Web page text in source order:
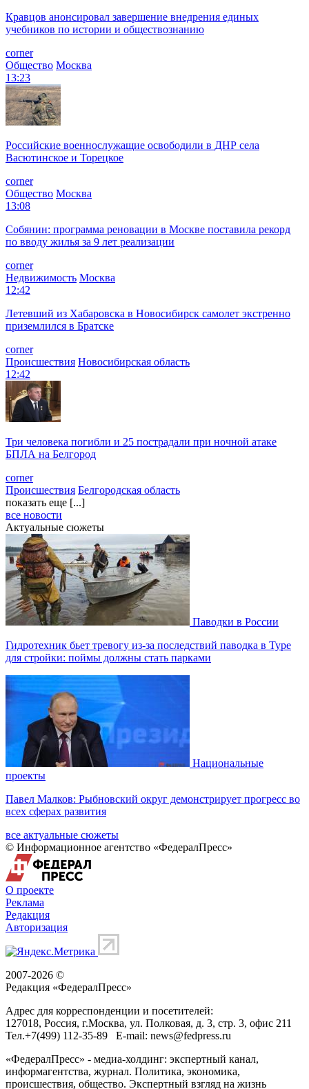
Кравцов анонсировал завершение внедрения единых
учебников по истории и обществознанию
corner
Общество Москва
13:23
Российские военнослужащие освободили в ДНР села
Васютинское и Торецкое
corner
Общество Москва
13:08
Собянин: программа реновации в Москве поставила рекорд
по вводу жилья за 9 лет реализации
corner
Недвижимость Москва
12:42
Летевший из Хабаровска в Новосибирск самолет экстренно
приземлился в Братске
corner
Происшествия Новосибирская область
12:42
Три человека погибли и 25 пострадали при ночной атаке
БПЛА на Белгород
corner
Происшествия Белгородская область
показать еще [...]
все новости
Актуальные сюжеты
Паводки в России
Гидротехник бьет тревогу из-за последствий паводка в Туре
для стройки: поймы должны стать парками
Национальные
проекты
Павел Малков: Рыбновский округ демонстрирует прогресс во
всех сферах развития
все актуальные сюжеты
© Информационное агентство «ФедералПресс»
О проекте
Реклама
Редакция
Авторизация
2007-2026 ©
Редакция «ФедералПресс»
Адрес для корреспонденции и посетителей:
127018, Россия, г.Москва, ул. Полковая, д. 3, стр. 3, офис 211
Тел.+7(499) 112-35-89 E-mail: news@fedpress.ru
«ФедералПресс» - медиа-холдинг: экспертный канал,
информагентства, журнал. Политика, экономика,
происшествия, общество. Экспертный взгляд на жизнь